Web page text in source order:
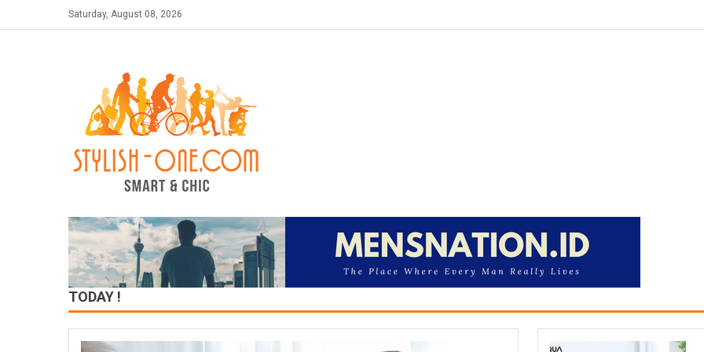
Saturday, August 08, 2026
TODAY !